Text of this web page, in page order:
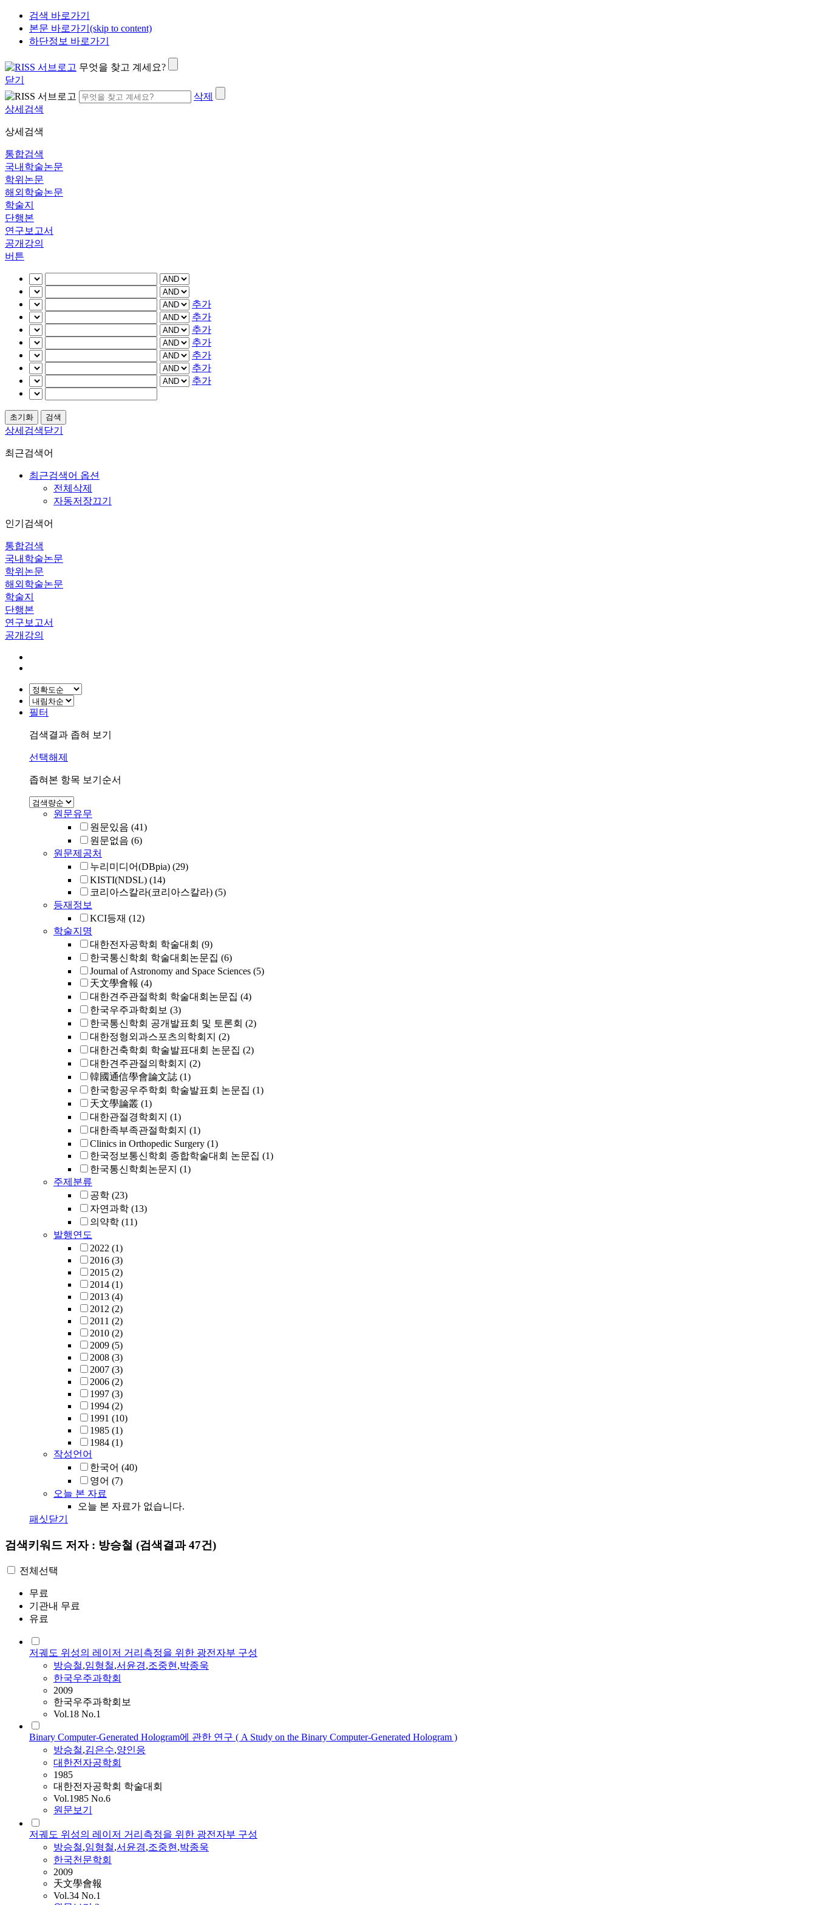
검색 바로가기
본문 바로가기(skip to content)
하단정보 바로가기
무엇을 찾고 계세요?
닫기
삭제
상세검색
상세검색
통합검색
국내학술논문
학위논문
해외학술논문
학술지
단행본
연구보고서
공개강의
버튼
추가
추가
추가
추가
추가
추가
추가
상세검색닫기
최근검색어
최근검색어 옵션
전체삭제
자동저장끄기
인기검색어
통합검색
국내학술논문
학위논문
해외학술논문
학술지
단행본
연구보고서
공개강의
필터
검색결과 좁혀 보기
선택해제
좁혀본 항목 보기순서
원문유무
원문있음 (41)
원문없음 (6)
원문제공처
누리미디어(DBpia) (29)
KISTI(NDSL) (14)
코리아스칼라(코리아스칼라) (5)
등재정보
KCI등재 (12)
학술지명
대한전자공학회 학술대회 (9)
한국통신학회 학술대회논문집 (6)
Journal of Astronomy and Space Sciences (5)
天文學會報 (4)
대한견주관절학회 학술대회논문집 (4)
한국우주과학회보 (3)
한국통신학회 공개발표회 및 토론회 (2)
대한정형외과스포츠의학회지 (2)
대한건축학회 학술발표대회 논문집 (2)
대한견주관절의학회지 (2)
韓國通信學會論文誌 (1)
한국항공우주학회 학술발표회 논문집 (1)
天文學論叢 (1)
대한관절경학회지 (1)
대한족부족관절학회지 (1)
Clinics in Orthopedic Surgery (1)
한국정보통신학회 종합학술대회 논문집 (1)
한국통신학회논문지 (1)
주제분류
공학 (23)
자연과학 (13)
의약학 (11)
발행연도
2022 (1)
2016 (3)
2015 (2)
2014 (1)
2013 (4)
2012 (2)
2011 (2)
2010 (2)
2009 (5)
2008 (3)
2007 (3)
2006 (2)
1997 (3)
1994 (2)
1991 (10)
1985 (1)
1984 (1)
작성언어
한국어 (40)
영어 (7)
오늘 본 자료
오늘 본 자료가 없습니다.
패싯닫기
검색키워드 저자 : 방승철 (검색결과 47건)
전체선택
무료
기관내 무료
유료
저궤도 위성의 레이저 거리측정을 위한 광전자부 구성
방승철,임형철,서윤경,조중현,박종욱
한국우주과학회
2009
한국우주과학회보
Vol.18 No.1
Binary Computer-Generated Hologram에 관한 연구 ( A Study on the Binary Computer-Generated Hologram )
방승철,김은수,양인응
대한전자공학회
1985
대한전자공학회 학술대회
Vol.1985 No.6
원문보기
저궤도 위성의 레이저 거리측정을 위한 광전자부 구성
방승철,임형철,서윤경,조중현,박종욱
한국천문학회
2009
天文學會報
Vol.34 No.1